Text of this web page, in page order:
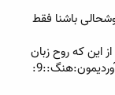
باشنا فقط
این که روح زبان